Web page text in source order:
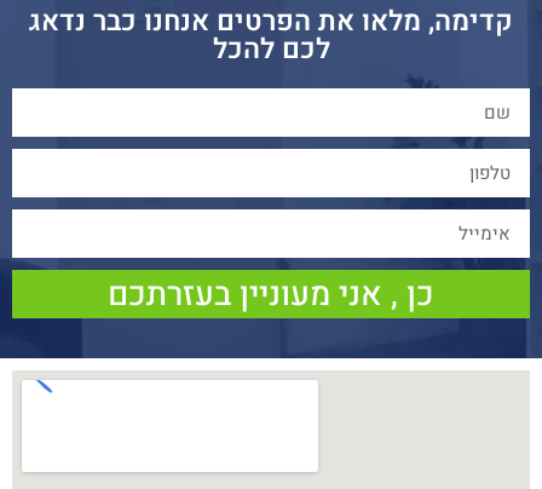
קדימה, מלאו את הפרטים אנחנו כבר נדאג
לכם להכל
כן , אני מעוניין בעזרתכם